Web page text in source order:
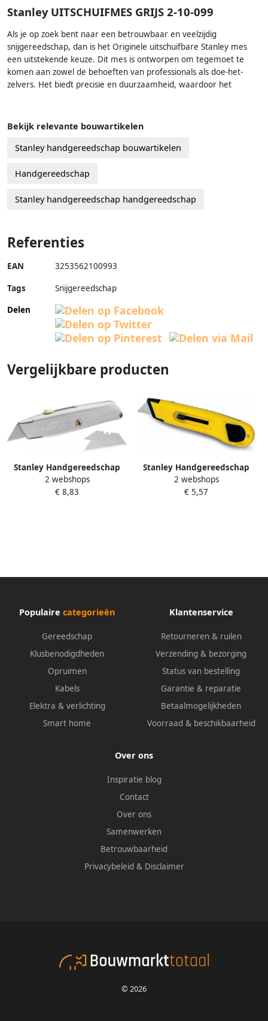
Stanley UITSCHUIFMES GRIJS 2-10-099
Als je op zoek bent naar een betrouwbaar en veelzijdig
snijgereedschap, dan is het Originele uitschuifbare Stanley mes
een uitstekende keuze. Dit mes is ontworpen om tegemoet te
komen aan zowel de behoeften van professionals als doe-het-
zelvers. Het biedt precisie en duurzaamheid, waardoor het
Bekijk relevante bouwartikelen
Stanley handgereedschap bouwartikelen
Handgereedschap
Stanley handgereedschap handgereedschap
Referenties
EAN 3253562100993
Tags
Snijgereedschap
Delen
Vergelijkbare producten
Stanley Handgereedschap
Uitschuifmes 99E 1-10-099
2 webshops
€ 8,83
Stanley Handgereedschap
Uitschuifmes ABS Kunststof
0-10-088
2 webshops
€ 5,57
Populaire categorieën
Gereedschap
Klusbenodigdheden
Opruimen
Kabels
Elektra & verlichting
Smart home
Klantenservice
Retourneren & ruilen
Verzending & bezorging
Status van bestelling
Garantie & reparatie
Betaalmogelijkheden
Voorraad & beschikbaarheid
Over ons
Inspiratie blog
Contact
Over ons
Samenwerken
Betrouwbaarheid
Privacybeleid & Disclaimer
© 2026